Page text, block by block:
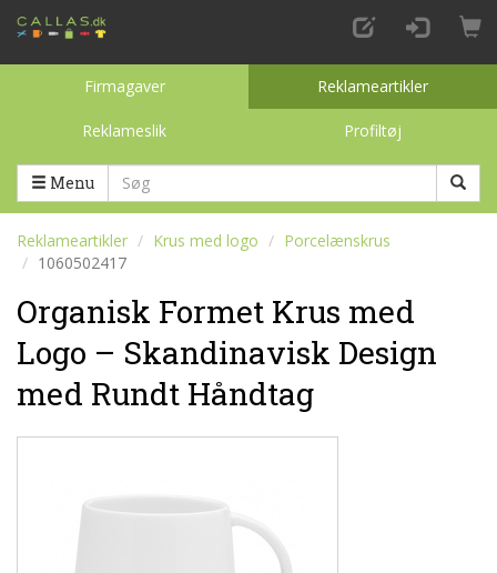
Firmagaver Reklameartikler
Reklameslik Profiltøj
Toggle categories
Menu
Reklameartikler Krus med logo
Porcelænskrus
1060502417
Organisk Formet Krus med
Logo – Skandinavisk Design
med Rundt Håndtag